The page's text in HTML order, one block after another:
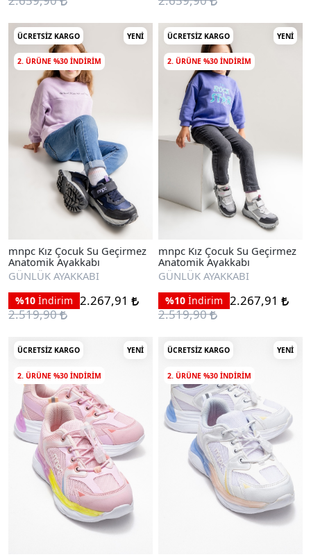
ÜCRETSIZ KARGO YENI
2. ÜRÜNE %30 INDIRIM
mnpc Kız Çocuk Su Geçirmez
Anatomik Ayakkabı
GÜNLÜK AYAKKABI
%10 İndirim 2.267,91
2.519,90
ÜCRETSIZ KARGO YENI
2. ÜRÜNE %30 INDIRIM
mnpc Kız Çocuk Su Geçirmez
Anatomik Ayakkabı
GÜNLÜK AYAKKABI
%10 İndirim 2.267,91
2.519,90
ÜCRETSIZ KARGO YENI
2. ÜRÜNE %30 INDIRIM
ÜCRETSIZ KARGO YENI
2. ÜRÜNE %30 INDIRIM